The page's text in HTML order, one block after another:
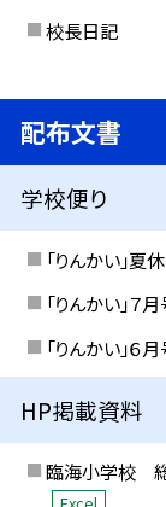
校長日記
配布文書
学校便り
「りんかい」夏
「りんかい」７
「りんかい」６
HP掲載資料
臨海小学校